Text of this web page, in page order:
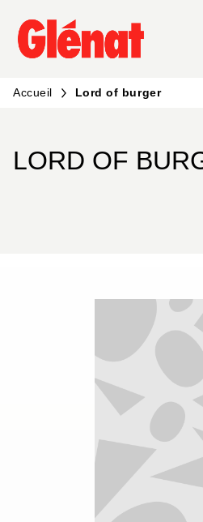
MENU RECHERCHE
PIED DE PAGE
Accueil Lord of burger
LORD OF